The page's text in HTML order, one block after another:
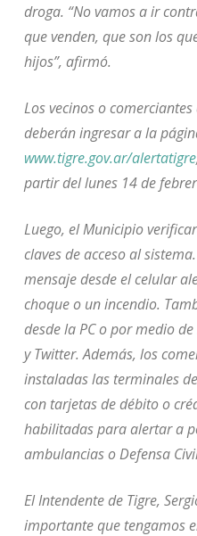
droga. “No vamos a ir
que venden, que son los
hijos”, afirmó.
Los vecinos o
deberán ingresar a la
www.tigre.gov.ar/alertatigre
partir del lunes 14 de
Luego, el Municipio
claves de acceso al
mensaje desde el celular
choque o un incendio.
desde la PC o por medio
y Twitter. Además, los
instaladas las terminales
con tarjetas de débito o
habilitadas para alertar a
ambulancias o Defensa
El Intendente de Tigre,
importante que tengamos